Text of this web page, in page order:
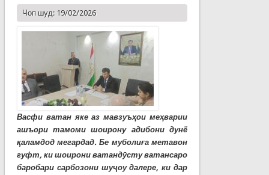
Чоп шуд: 19/02/2026
Васфи ватан яке аз мавзуъҳои меҳварии
ашъори тамоми шоирону адибони дунё
қаламдод мегардад. Бе муболиға метавон
гуфт, ки шоирони ватандӯсту ватансаро
баробари сарбозони шуҷоу далере, ки дар